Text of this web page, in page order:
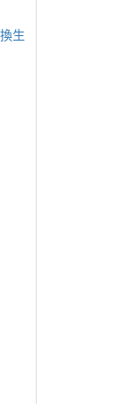
生